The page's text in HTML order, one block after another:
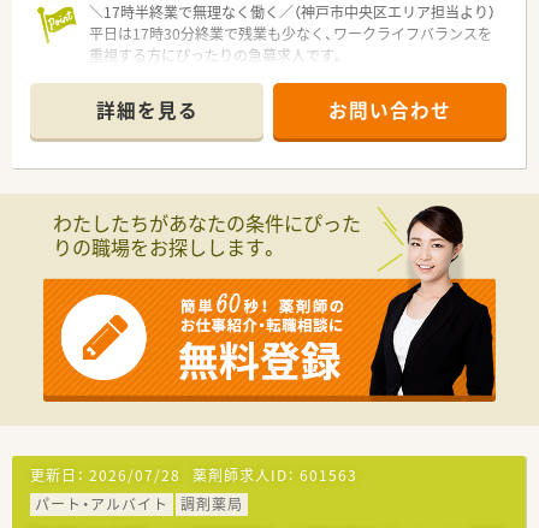
＼17時半終業で無理なく働く／（神戸市中央区エリア担当より）
平日は17時30分終業で残業も少なく、ワークライフバランスを
重視する方にぴったりの急募求人です。
【店舗情報と応需状況について】
■総合病院の門前に位置しており、幅広い科目の処方箋を応需す
るため多様な臨床経験を積むことができます。
■1日の処方箋枚数は約30枚に対して常時2から3名体制と手厚
■閑静な住宅街にある地域密着型の店舗であり、落ち着いた雰囲
気の中で日々の業務に取り組むことができます。
■4府県で約30店舗の調剤薬局を運営し、調剤事業と介護事業の
両面から地域社会に貢献している企業です。
■各店舗の自主性を尊重する方針を採用しており、会社からの厳
しいノルマはなく現場の裁量が大きいのが特徴です。
■年に一度すべての社員から業務改善などの企画案を募集して
おり、現場の声を積極的に経営に取り入れています。
■管理薬剤師としての募集となっており、ご経験やスキルに応じ
て年収500万円から580万円をご提示します。
■平日の終業時間は17時30分と早く残業もほとんど発生しない
詳細を見る お問い合わせ
わたしたちがあなたの条件にぴった
りの職場をお探しします。
更新日： 2026/07/28 薬剤師求人ID： 601563
パート・アルバイト
調剤薬局